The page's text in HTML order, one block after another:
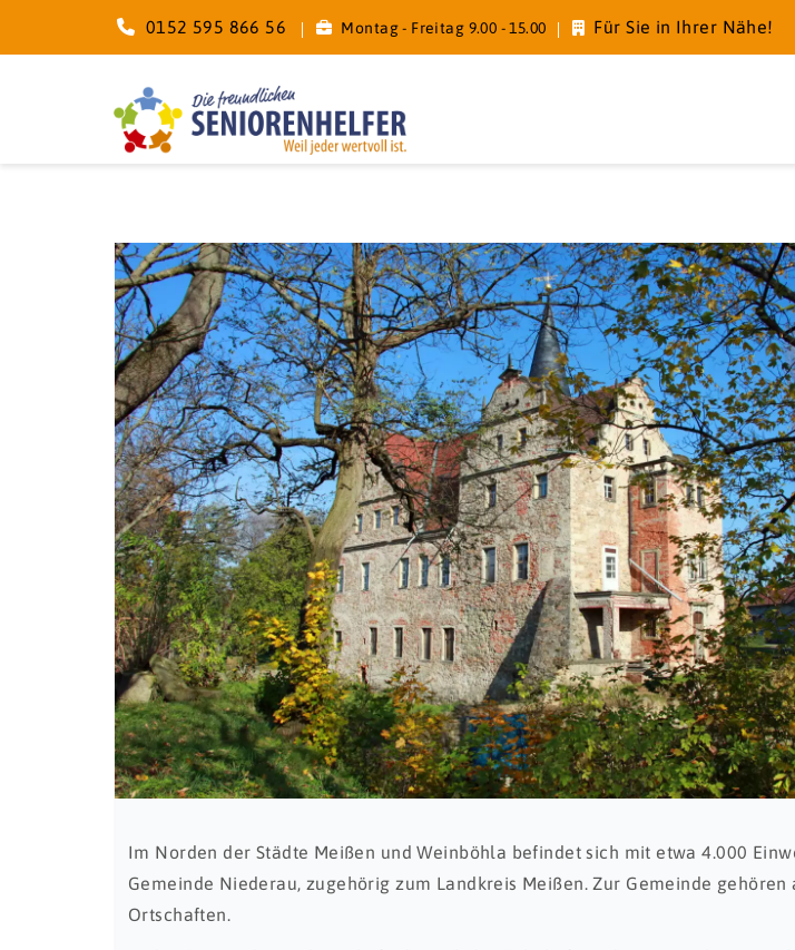
0152 595 866 56 Montag - Freitag 9.00 - 15.00 Für Sie in Ihrer Nähe!
Im Norden der Städte Meißen und Weinböhla befindet sich mit etwa 4.000
Gemeinde Niederau, zugehörig zum Landkreis Meißen. Zur Gemeinde gehören
Ortschaften.